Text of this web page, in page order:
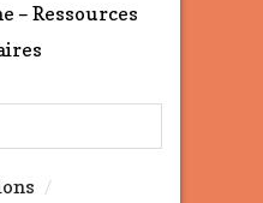
– Ressources
e